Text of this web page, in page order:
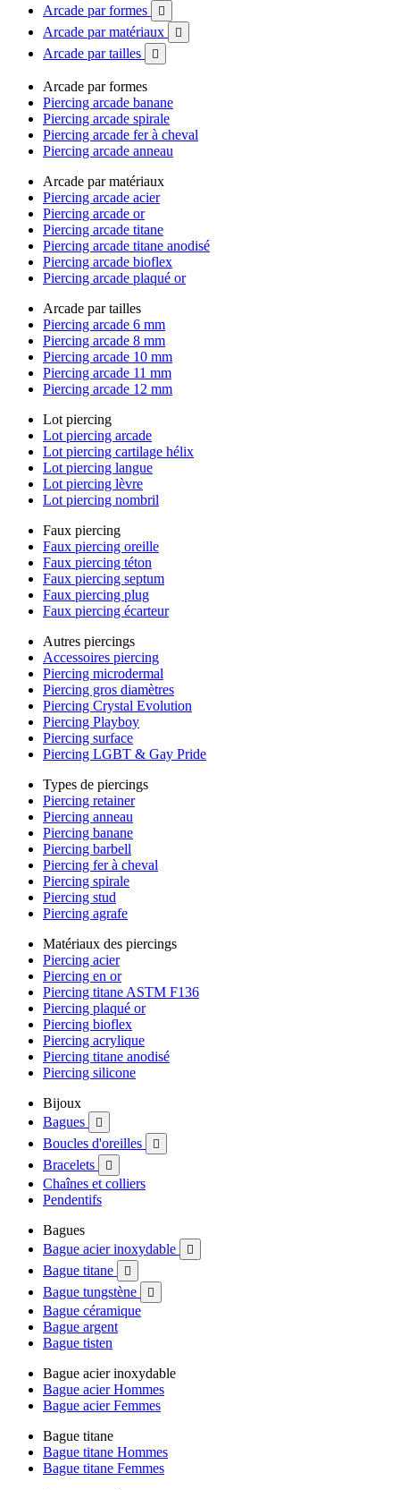
Arcade par formes

Arcade par matériaux 
Arcade par tailles 
Arcade par formes
Piercing arcade banane
Piercing arcade spirale
Piercing arcade fer à cheval
Piercing arcade anneau
Arcade par matériaux
Piercing arcade acier
Piercing arcade or
Piercing arcade titane
Piercing arcade titane anodisé
Piercing arcade bioflex
Piercing arcade plaqué or
Arcade par tailles
Piercing arcade 6 mm
Piercing arcade 8 mm
Piercing arcade 10 mm
Piercing arcade 11 mm
Piercing arcade 12 mm
Lot piercing
Lot piercing arcade
Lot piercing cartilage hélix
Lot piercing langue
Lot piercing lèvre
Lot piercing nombril
Faux piercing
Faux piercing oreille
Faux piercing téton
Faux piercing septum
Faux piercing plug
Faux piercing écarteur
Autres piercings
Accessoires piercing
Piercing microdermal
Piercing gros diamètres
Piercing Crystal Evolution
Piercing Playboy
Piercing surface
Piercing LGBT & Gay Pride
Types de piercings
Piercing retainer
Piercing anneau
Piercing banane
Piercing barbell
Piercing fer à cheval
Piercing spirale
Piercing stud
Piercing agrafe
Matériaux des piercings
Piercing acier
Piercing en or
Piercing titane ASTM F136
Piercing plaqué or
Piercing bioflex
Piercing acrylique
Piercing titane anodisé
Piercing silicone
Bijoux
Bagues

Boucles d'oreilles 
Bracelets 
Chaînes et colliers
Pendentifs
Bagues
Bague acier inoxydable

Bague titane 
Bague tungstène 
Bague céramique
Bague argent
Bague tisten
Bague acier inoxydable
Bague acier Hommes
Bague acier Femmes
Bague titane
Bague titane Hommes
Bague titane Femmes